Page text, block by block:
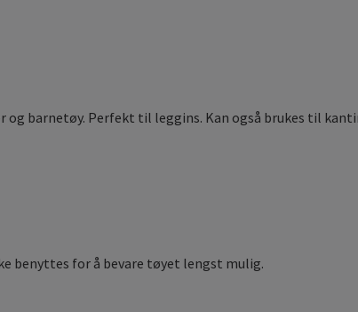
barnetøy. Perfekt til leggins. Kan også brukes til
benyttes for å bevare tøyet lengst mulig.